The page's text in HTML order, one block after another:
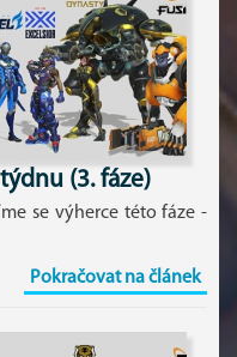
(3. fáze)
se výherce této fáze -
Pokračovat na článek